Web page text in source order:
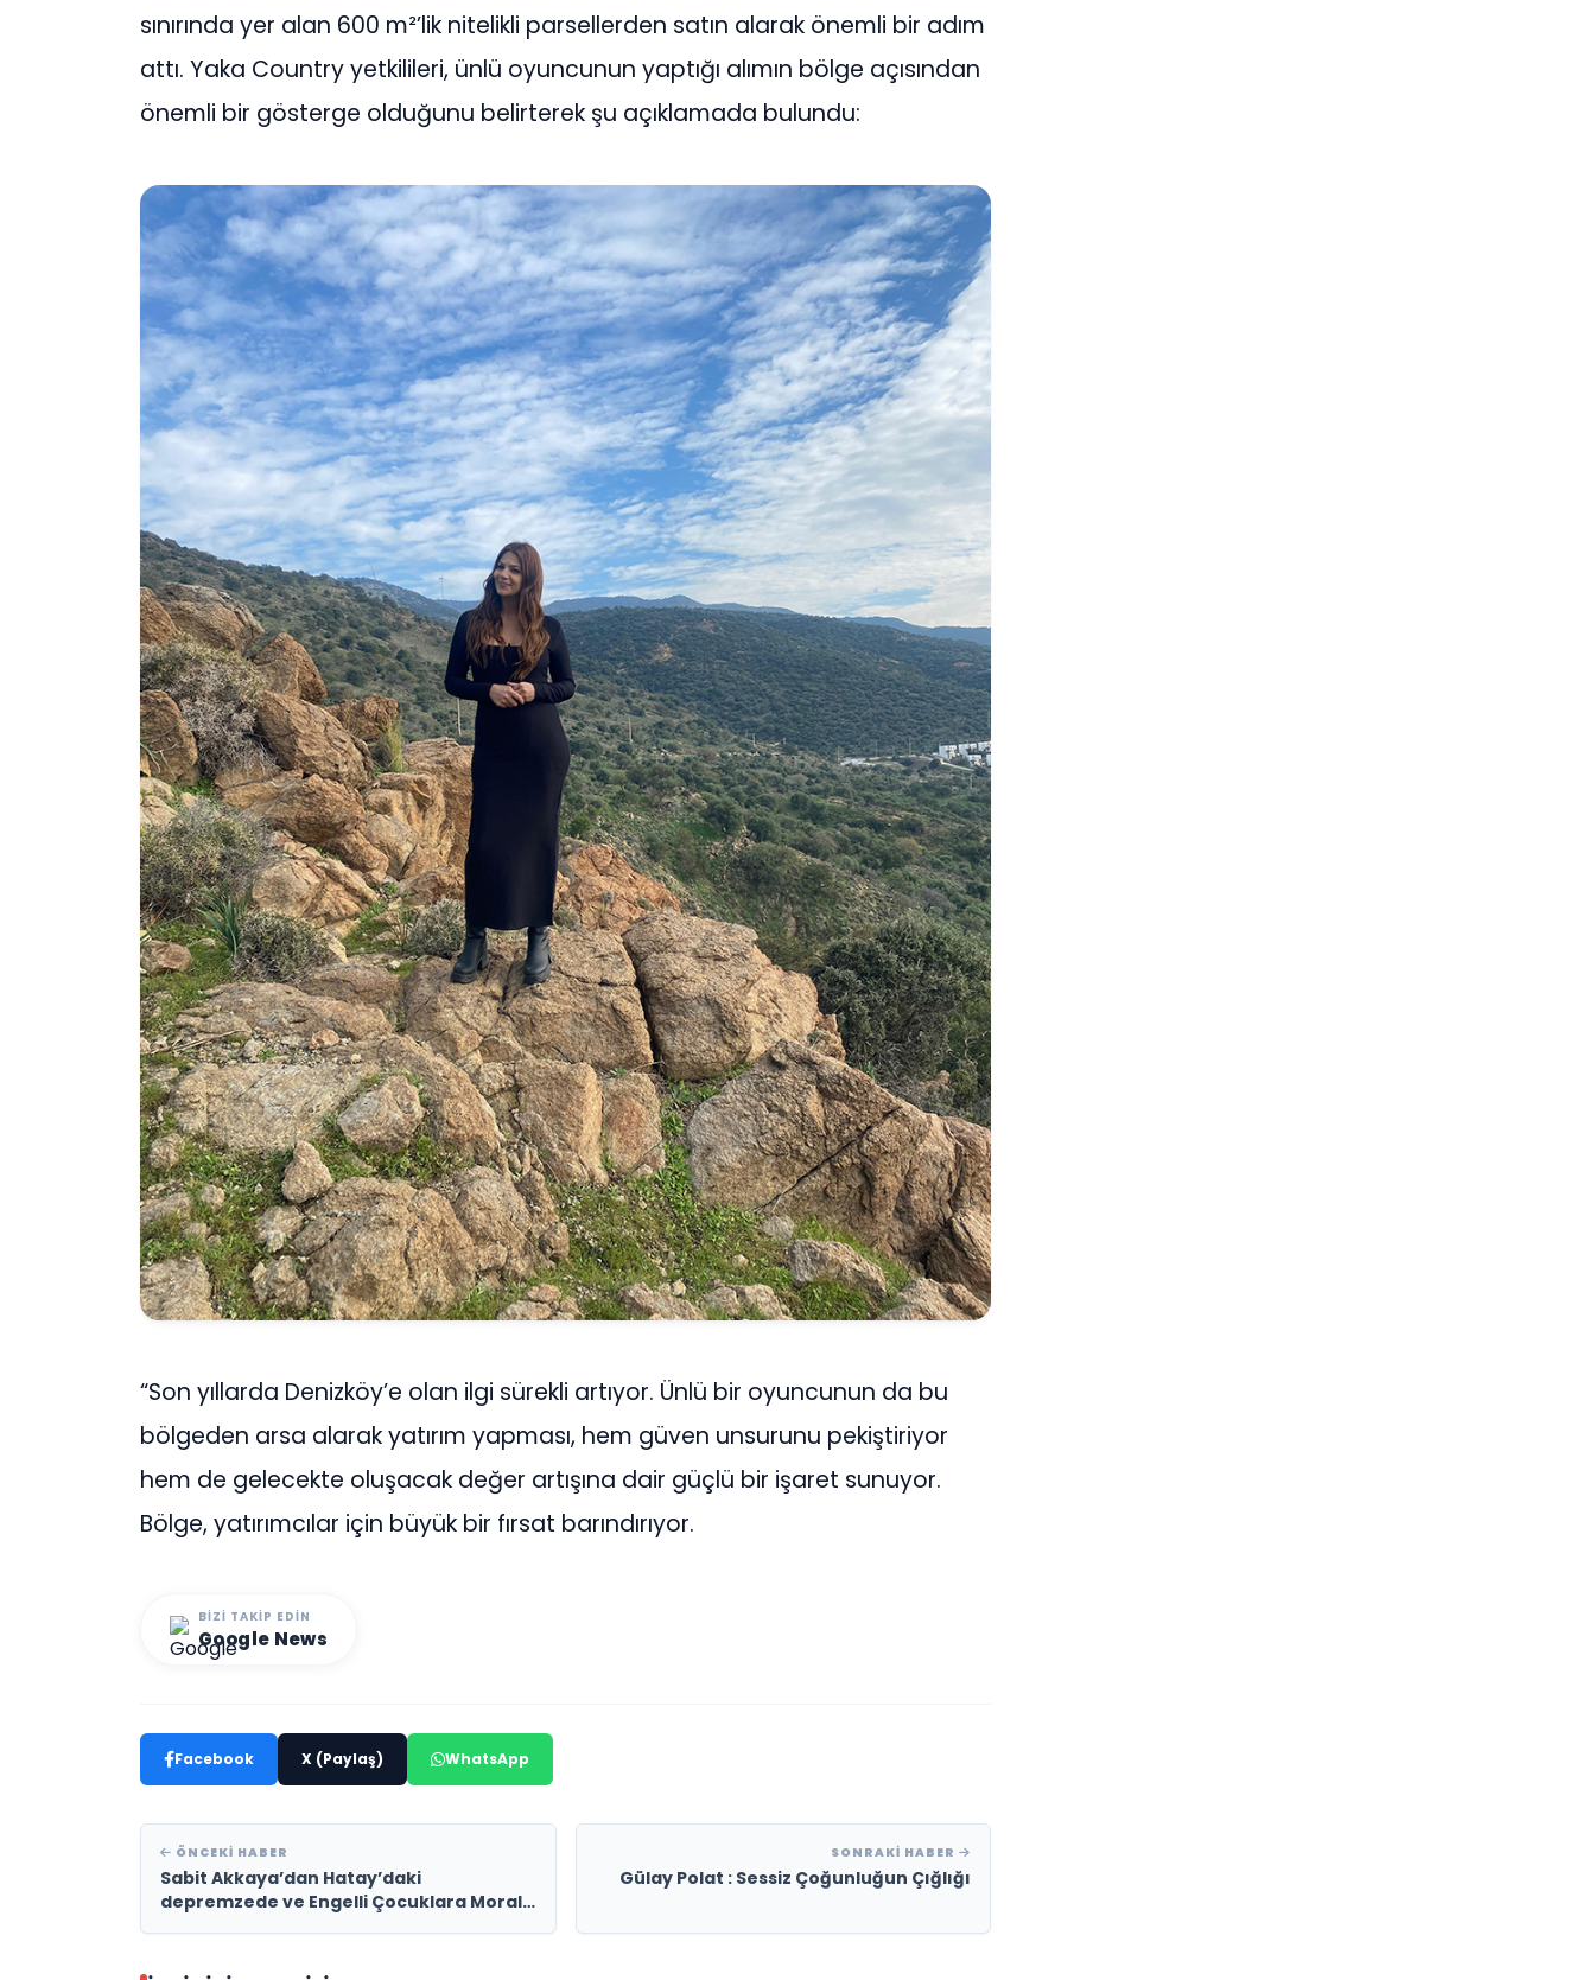
sınırında yer alan 600 m²’lik nitelikli parsellerden satın alarak önemli bir adım
attı. Yaka Country yetkilileri, ünlü oyuncunun yaptığı alımın bölge açısından
önemli bir gösterge olduğunu belirterek şu açıklamada bulundu:
“Son yıllarda Denizköy’e olan ilgi sürekli artıyor. Ünlü bir oyuncunun da bu
bölgeden arsa alarak yatırım yapması, hem güven unsurunu pekiştiriyor
hem de gelecekte oluşacak değer artışına dair güçlü bir işaret sunuyor.
Bölge, yatırımcılar için büyük bir fırsat barındırıyor.
BIZI TAKIP EDIN
Google News
Facebook X (Paylaş) WhatsApp
ÖNCEKI HABER
Sabit Akkaya’dan Hatay’daki
depremzede ve Engelli Çocuklara Moral
SONRAKI HABER
Gülay Polat : Sessiz Çoğunluğun Çığlığı